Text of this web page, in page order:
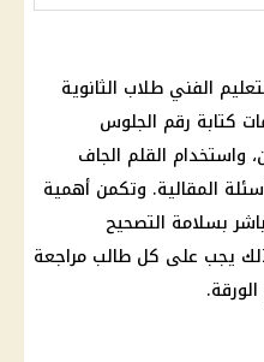
الفني طلاب الثانوية
كتابة رقم الجلوس
واستخدام القلم الجاف
المقالية. وتكمن أهمية
بسلامة التصحيح
يجب على كل طالب مراجعة